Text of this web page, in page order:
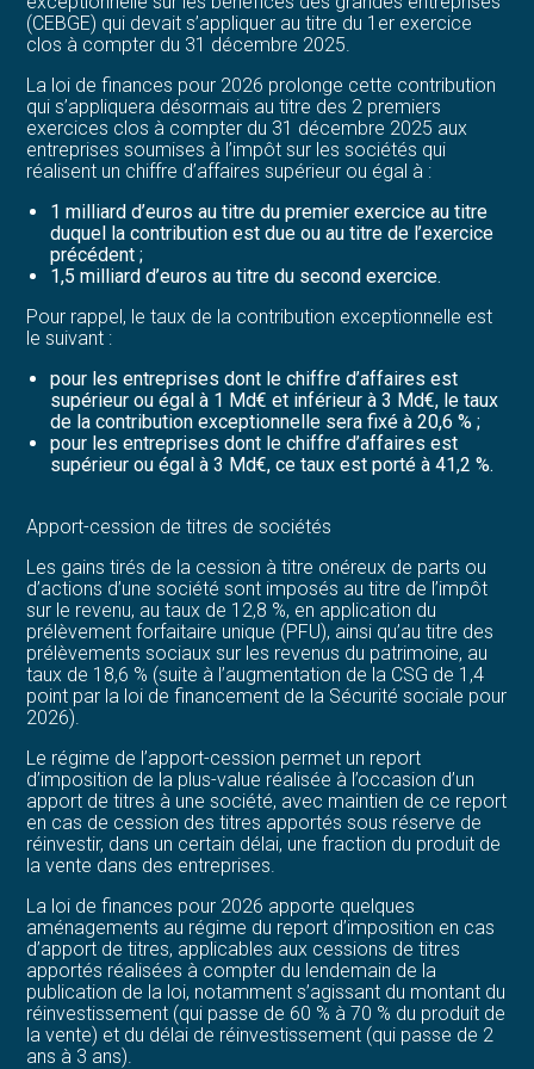
(CEBGE) qui devait s’appliquer au titre du 1er exercice
clos à compter du 31 décembre 2025.
La loi de finances pour 2026 prolonge cette contribution
qui s’appliquera désormais au titre des 2 premiers
exercices clos à compter du 31 décembre 2025 aux
entreprises soumises à l’impôt sur les sociétés qui
réalisent un chiffre d’affaires supérieur ou égal à :
1 milliard d’euros au titre du premier exercice au titre
duquel la contribution est due ou au titre de l’exercice
précédent ;
1,5 milliard d’euros au titre du second exercice.
Pour rappel, le taux de la contribution exceptionnelle est
le suivant :
pour les entreprises dont le chiffre d’affaires est
supérieur ou égal à 1 Md€ et inférieur à 3 Md€, le taux
de la contribution exceptionnelle sera fixé à 20,6 % ;
pour les entreprises dont le chiffre d’affaires est
supérieur ou égal à 3 Md€, ce taux est porté à 41,2 %.
Apport-cession de titres de sociétés
Les gains tirés de la cession à titre onéreux de parts ou
d’actions d’une société sont imposés au titre de l’impôt
sur le revenu, au taux de 12,8 %, en application du
prélèvement forfaitaire unique (PFU), ainsi qu’au titre des
prélèvements sociaux sur les revenus du patrimoine, au
taux de 18,6 % (suite à l’augmentation de la CSG de 1,4
point par la loi de financement de la Sécurité sociale pour
2026).
Le régime de l’apport-cession permet un report
d’imposition de la plus-value réalisée à l’occasion d’un
apport de titres à une société, avec maintien de ce report
en cas de cession des titres apportés sous réserve de
réinvestir, dans un certain délai, une fraction du produit de
la vente dans des entreprises.
La loi de finances pour 2026 apporte quelques
aménagements au régime du report d’imposition en cas
d’apport de titres, applicables aux cessions de titres
apportés réalisées à compter du lendemain de la
publication de la loi, notamment s’agissant du montant du
réinvestissement (qui passe de 60 % à 70 % du produit de
la vente) et du délai de réinvestissement (qui passe de 2
ans à 3 ans).